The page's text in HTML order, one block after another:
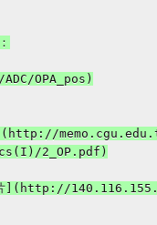
OPA_pos)
](http://
2_OP.pdf)
片](http://